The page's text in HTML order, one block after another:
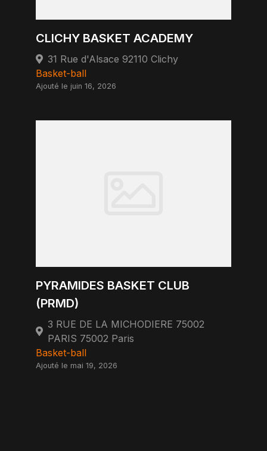
CLICHY BASKET ACADEMY
31 Rue d'Alsace 92110 Clichy
Basket-ball
Ajouté le juin 16, 2026
PYRAMIDES BASKET CLUB
(PRMD)
3 RUE DE LA MICHODIERE 75002
PARIS 75002 Paris
Basket-ball
Ajouté le mai 19, 2026